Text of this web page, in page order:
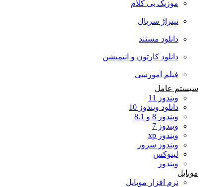
موزیک بی کلام
تیتراژ سریال
دانلود مستند
دانلود کارتون و انیمیشن
فیلم آموزشی
سیستم عامل
ویندوز 11
دانلود ویندوز 10
ویندوز 8 و 8.1
ویندوز 7
ویندوز xp
ویندوز سرور
لینوکس
ویندوز
موبایل
نرم افزار موبایل